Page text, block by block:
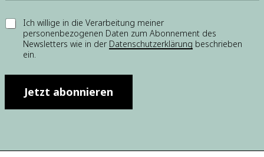
l
i
g
n
l
E
l
g
Ich willige in die Verarbeitung meiner
personenbezogenen Daten zum Abonnement des
Newsletters wie in der Datenschutzerklärung beschrieben
ein.
Jetzt abonnieren